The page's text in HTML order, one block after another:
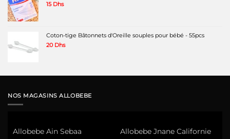
15 Dhs
Coton-tige Bâtonnets d'Oreille souples pour bébé - 55pcs
20 Dhs
NOS MAGASINS ALLOBEBE
Allobebe Ain Sebaa Allobebe Jnane Californie